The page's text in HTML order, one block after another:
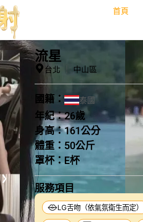
首頁
❯
流星
台北 中山區
國籍： 泰國
年紀：26歲
身高：161公分
體重： 50公斤
罩杯：E杯
服務項目
LG舌吻（依氣氛衛生而定）